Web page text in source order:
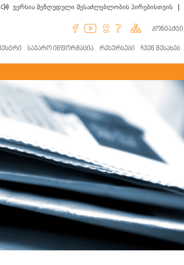
ვერსია შეზღუდული შესაძლებლობის პირებისთვის |
კონტაქტი
საჯარო ინფორმაცია რესურსები ჩვენ შესახებ